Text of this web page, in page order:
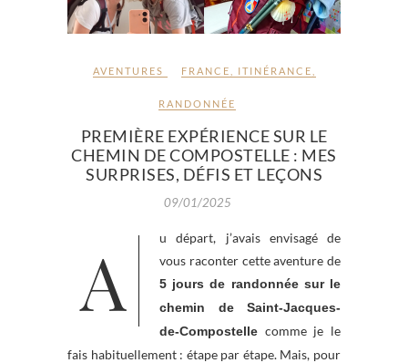
AVENTURES FRANCE ITINÉRANCE
RANDONNÉE
PREMIÈRE EXPÉRIENCE SUR LE
CHEMIN DE COMPOSTELLE : MES
SURPRISES, DÉFIS ET LEÇONS
09/01/2025
Au départ, j’avais envisagé de vous raconter cette aventure de
5 jours de randonnée sur le
chemin de Saint-Jacques-
de-Compostelle comme je le
fais habituellement : étape par étape. Mais, pour